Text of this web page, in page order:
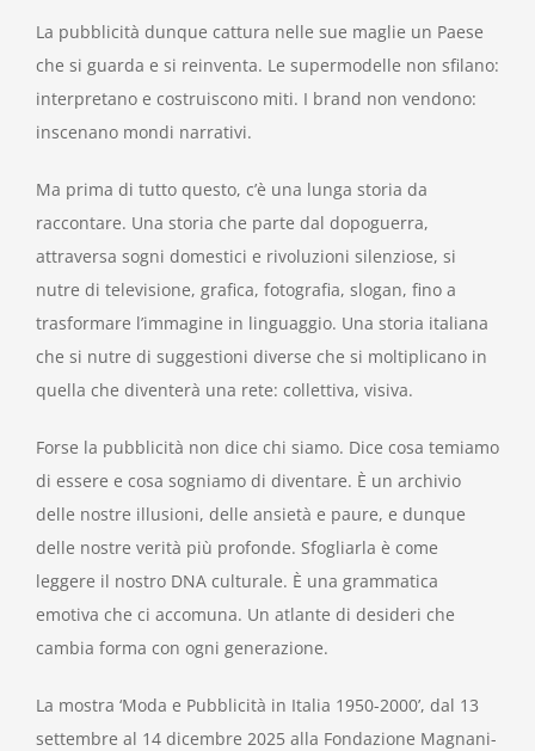
La pubblicità dunque cattura nelle sue maglie un Paese
che si guarda e si reinventa. Le supermodelle non sfilano:
interpretano e costruiscono miti. I brand non vendono:
inscenano mondi narrativi.
Ma prima di tutto questo, c’è una lunga storia da
raccontare. Una storia che parte dal dopoguerra,
attraversa sogni domestici e rivoluzioni silenziose, si
nutre di televisione, grafica, fotografia, slogan, fino a
trasformare l’immagine in linguaggio. Una storia italiana
che si nutre di suggestioni diverse che si moltiplicano in
quella che diventerà una rete: collettiva, visiva.
Forse la pubblicità non dice chi siamo. Dice cosa temiamo
di essere e cosa sogniamo di diventare. È un archivio
delle nostre illusioni, delle ansietà e paure, e dunque
delle nostre verità più profonde. Sfogliarla è come
leggere il nostro DNA culturale. È una grammatica
emotiva che ci accomuna. Un atlante di desideri che
cambia forma con ogni generazione.
La mostra ‘Moda e Pubblicità in Italia 1950-2000’, dal 13
settembre al 14 dicembre 2025 alla Fondazione Magnani-